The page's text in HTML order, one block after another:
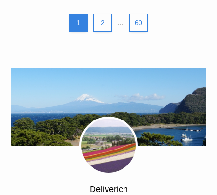
1 2 60
Deliverich